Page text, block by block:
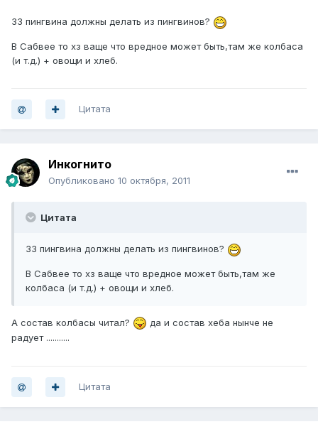
33 пингвина должны делать из пингвинов?
В Сабвее то хз ваще что вредное может быть,там же колбаса
(и т.д.) + овощи и хлеб.
Цитата
Инкогнито
Опубликовано 10 октября, 2011
Цитата
33 пингвина должны делать из пингвинов?
В Сабвее то хз ваще что вредное может быть,там же
колбаса (и т.д.) + овощи и хлеб.
А состав колбасы читал?
да и состав хеба нынче не
радует ...........
Цитата